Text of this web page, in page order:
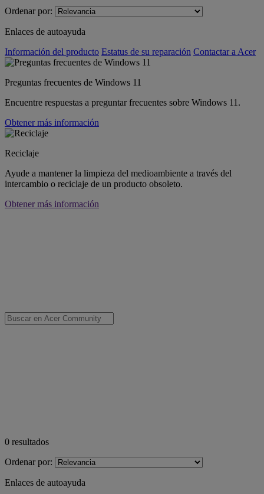
Ordenar por:
Enlaces de autoayuda
Información del producto Estatus de su reparación Contactar a Acer
Preguntas frecuentes de Windows 11
Encuentre respuestas a preguntar frecuentes sobre Windows 11.
Obtener más información
Reciclaje
Ayude a mantener la limpieza del medioambiente a través del
intercambio o reciclaje de un producto obsoleto.
Obtener más información
0 resultados
Ordenar por:
Enlaces de autoayuda